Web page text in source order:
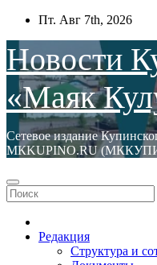
Перейти
содержимому
Пт. Авг 7th, 2026
Новости
«Маяк
Сетевое издание
МКKUPINO.RU
Редакция
Структура и